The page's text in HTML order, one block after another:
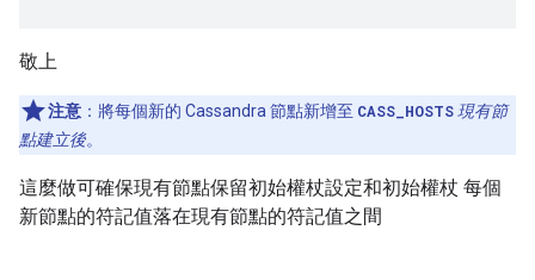
敬上
注意 ：將每個新的 Cassandra 節點新增至 CASS_HOSTS現有節
點建立後。
這麼做可確保現有節點保留初始權杖設定和初始權杖 每個
新節點的符記值落在現有節點的符記值之間